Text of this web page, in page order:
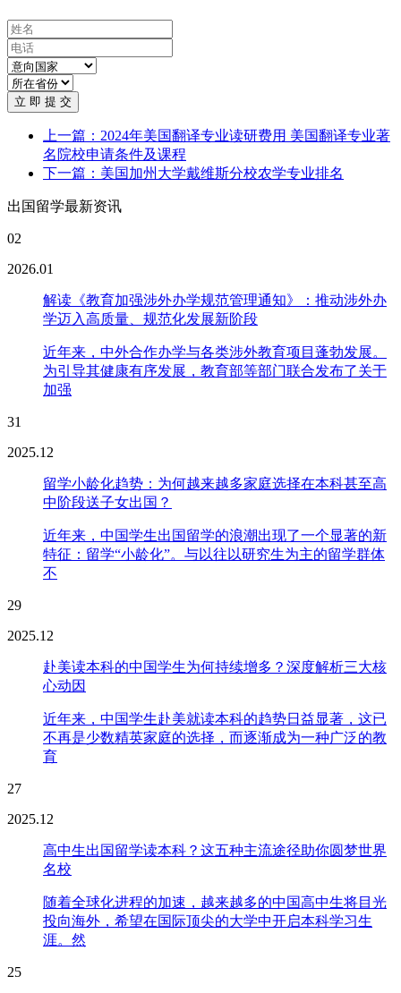
立 即 提 交
上一篇：2024年美国翻译专业读研费用 美国翻译专业著
名院校申请条件及课程
下一篇：美国加州大学戴维斯分校农学专业排名
出国留学最新资讯
02
2026.01
解读《教育加强涉外办学规范管理通知》：推动涉外办
学迈入高质量、规范化发展新阶段
近年来，中外合作办学与各类涉外教育项目蓬勃发展。
为引导其健康有序发展，教育部等部门联合发布了关于
加强
31
2025.12
留学小龄化趋势：为何越来越多家庭选择在本科甚至高
中阶段送子女出国？
近年来，中国学生出国留学的浪潮出现了一个显著的新
特征：留学“小龄化”。与以往以研究生为主的留学群体
不
29
2025.12
赴美读本科的中国学生为何持续增多？深度解析三大核
心动因
近年来，中国学生赴美就读本科的趋势日益显著，这已
不再是少数精英家庭的选择，而逐渐成为一种广泛的教
育
27
2025.12
高中生出国留学读本科？这五种主流途径助你圆梦世界
名校
随着全球化进程的加速，越来越多的中国高中生将目光
投向海外，希望在国际顶尖的大学中开启本科学习生
涯。然
25